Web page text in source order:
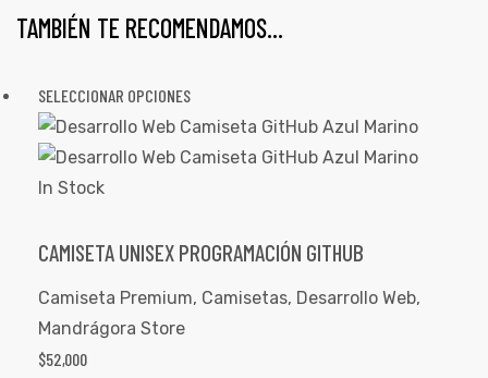
TAMBIÉN TE RECOMENDAMOS…
SELECCIONAR OPCIONES
In Stock
CAMISETA UNISEX PROGRAMACIÓN GITHUB
Camiseta Premium, Camisetas, Desarrollo Web,
Mandrágora Store
$52,000